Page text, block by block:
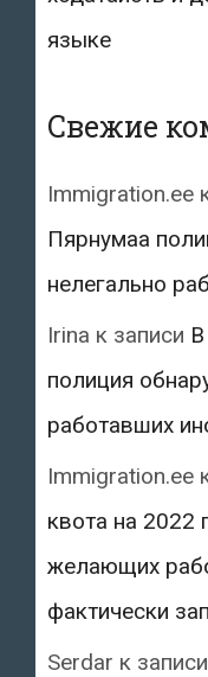
языке
Свежие
Immigration.ee
Пярнумаа
нелегально
Irina к записи
полиция
работавших
Immigration.ee
квота на 2022
желающих
фактически
Serdar к записи